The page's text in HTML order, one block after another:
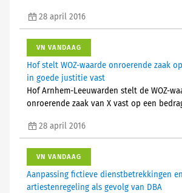
28 april 2016
VN VANDAAG
Hof stelt WOZ-waarde onroerende zaak
in goede justitie vast
Hof Arnhem-Leeuwarden stelt de WOZ-
onroerende zaak van X vast op een
28 april 2016
VN VANDAAG
Aanpassing fictieve dienstbetrekkingen en
artiestenregeling als gevolg van DBA